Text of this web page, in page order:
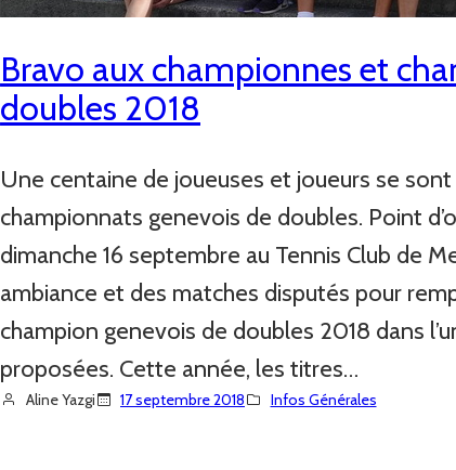
Bravo aux championnes et
doubles 2018
Une centaine de joueuses et joueurs se
championnats genevois de doubles. Point
dimanche 16 septembre au Tennis Club de
ambiance et des matches disputés pour
champion genevois de doubles 2018 dans
proposées. Cette année, les titres…
Aline Yazgi 17 septembre 2018 Infos Générales